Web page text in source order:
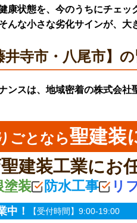
康状態を、今のうちにチェッ
んな小さな劣化サインが、 大
井寺市・八尾市】
ンスは、地域密着の株式会社
ごとなら聖建装
建装工業にお
塗装 防水工事 リ
中！ 【受付時間】9:00-19:00